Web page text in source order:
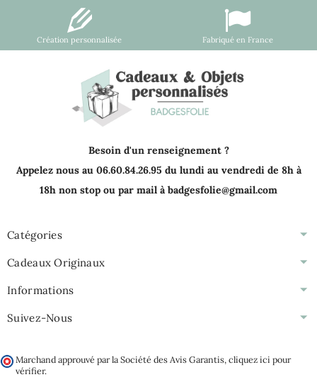
Création personnalisée Fabriqué en France
Besoin d'un renseignement ?
Appelez nous au 06.60.84.26.95 du lundi au vendredi de 8h à
18h non stop ou par mail à badgesfolie@gmail.com
Catégories
Cadeaux Originaux
Informations
Suivez-Nous
Marchand approuvé par la Société des Avis Garantis, cliquez ici pour
vérifier.